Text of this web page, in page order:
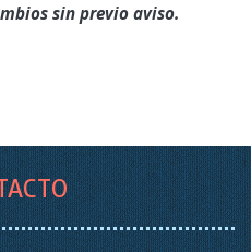
sin previo aviso.